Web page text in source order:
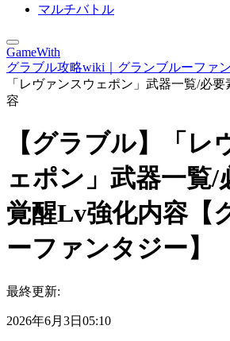
マルチバトル
GameWith
グラブル攻略wiki｜グランブルーファ
「レヴァンスウェポン」武器一覧/必
容
【グラブル】「レ
ェポン」武器一覧/
覚醒Lv強化内容【
ーファンタジー】
最終更新:
2026年6月3日05:10